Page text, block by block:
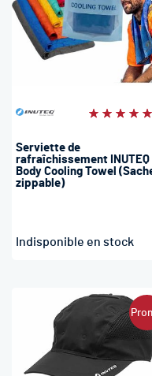
Évaluation:
Serviette de
rafraîchissement INUTEQ
Body Cooling Towel
zippable)
Indisponible en stock